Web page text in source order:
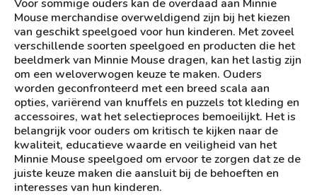
Voor sommige ouders kan de overdaad aan Minnie
Mouse merchandise overweldigend zijn bij het kiezen
van geschikt speelgoed voor hun kinderen. Met zoveel
verschillende soorten speelgoed en producten die het
beeldmerk van Minnie Mouse dragen, kan het lastig zijn
om een weloverwogen keuze te maken. Ouders
worden geconfronteerd met een breed scala aan
opties, variërend van knuffels en puzzels tot kleding en
accessoires, wat het selectieproces bemoeilijkt. Het is
belangrijk voor ouders om kritisch te kijken naar de
kwaliteit, educatieve waarde en veiligheid van het
Minnie Mouse speelgoed om ervoor te zorgen dat ze de
juiste keuze maken die aansluit bij de behoeften en
interesses van hun kinderen.